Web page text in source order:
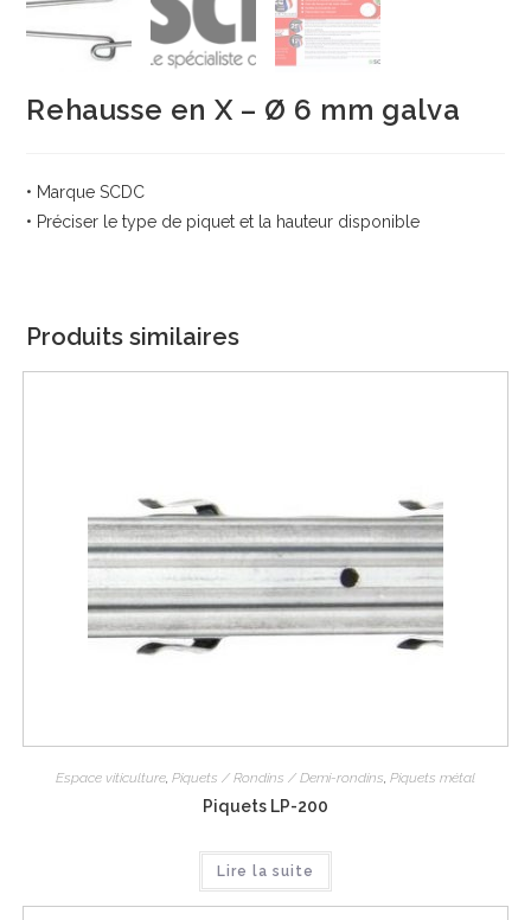
Rehausse en X – Ø 6 mm galva
• Marque SCDC
• Préciser le type de piquet et la hauteur disponible
Produits similaires
Espace viticulture Piquets / Rondins / Demi-rondins Piquets métal
Piquets LP-200
Lire la suite